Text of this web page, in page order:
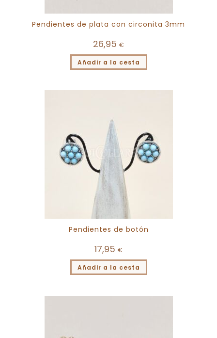
Pendientes de plata con circonita 3mm
26,95 €
Añadir a la cesta
Pendientes de botón
17,95 €
Añadir a la cesta